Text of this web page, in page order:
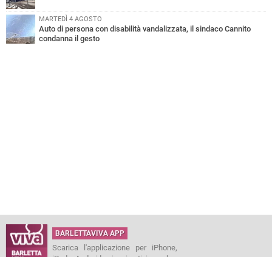
MARTEDÌ 4 AGOSTO
Auto di persona con disabilità vandalizzata, il sindaco Cannito
condanna il gesto
BARLETTAVIVA APP
Scarica l'applicazione per iPhone,